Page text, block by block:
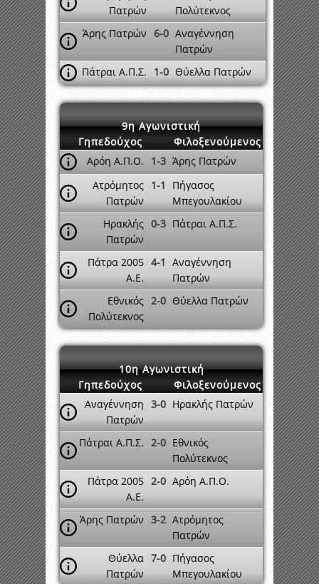
Πατρών
Πολύτεκνος
Άρης Πατρών 6-0 Αναγέννηση
Πατρών
Πάτραι Α.Π.Σ.
1-0 Θύελλα Πατρών
9η Αγωνιστική
Γηπεδούχος
Φιλοξενούμενος
Αρόη Α.Π.Ο.
1-3 Άρης Πατρών
Ατρόμητος
Πατρών
1-1
Πήγασος
Μπεγουλακίου
Ηρακλής
Πατρών
0-3 Πάτραι Α.Π.Σ.
Πάτρα 2005
A.E.
4-1 Αναγέννηση
Πατρών
Εθνικός
Πολύτεκνος
2-0 Θύελλα Πατρών
10η Αγωνιστική
Γηπεδούχος
Φιλοξενούμενος
Αναγέννηση
Πατρών
3-0 Ηρακλής Πατρών
Πάτραι Α.Π.Σ. 2-0 Εθνικός
Πολύτεκνος
Πάτρα 2005
A.E.
2-0 Αρόη Α.Π.Ο.
Άρης Πατρών 3-2 Ατρόμητος
Πατρών
Θύελλα
Πατρών
7-0 Πήγασος
Μπεγουλακίου